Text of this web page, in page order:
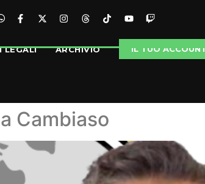
LEGALI ARCHIVIO IL TUO ACCOUNT
Cambiaso